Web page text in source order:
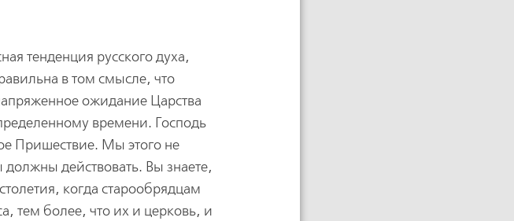
тенденция русского духа,
в том смысле, что
ожидание Царства
времени. Господь
Пришествие. Мы этого не
действовать. Вы знаете,
когда старообрядцам
тем более, что их и церковь, и